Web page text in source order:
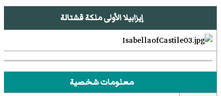
إيزابيلا الأولى ملكة قشتالة
معلومات شخصية